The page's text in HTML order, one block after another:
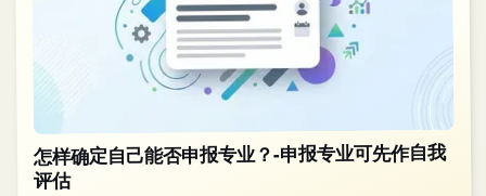
怎样确定自己能否申报专业？-申报专业可先作自我
评估